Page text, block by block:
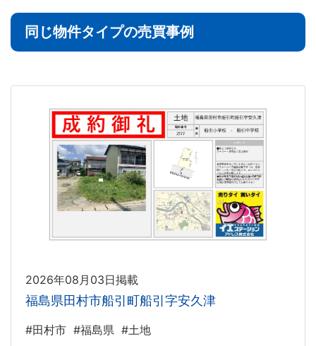
同じ物件タイプの売買事例
2026年08月03日掲載
福島県田村市船引町船引字安久津
#田村市 #福島県 #土地